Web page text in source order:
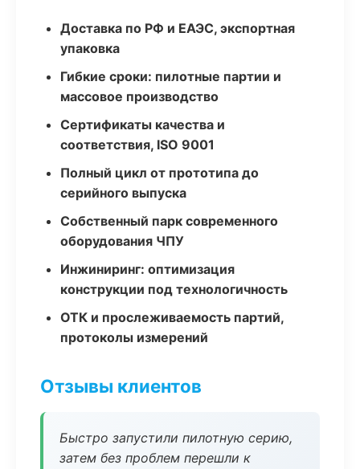
Доставка по РФ и ЕАЭС, экспортная
упаковка
Гибкие сроки: пилотные партии и
массовое производство
Сертификаты качества и
соответствия, ISO 9001
Полный цикл от прототипа до
серийного выпуска
Собственный парк современного
оборудования ЧПУ
Инжиниринг: оптимизация
конструкции под технологичность
ОТК и прослеживаемость партий,
протоколы измерений
Отзывы клиентов
Быстро запустили пилотную серию,
затем без проблем перешли к